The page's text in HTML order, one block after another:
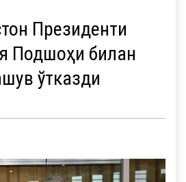
Президенти
Подшоҳи билан
ўтказди